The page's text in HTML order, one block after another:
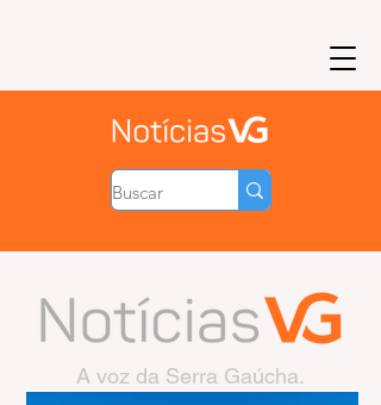
A voz da Serra Gaúcha.